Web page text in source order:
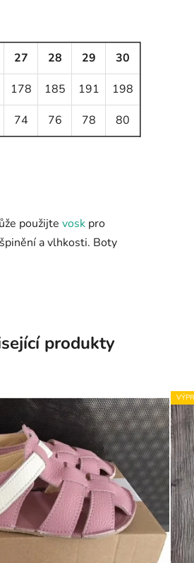
27 28 29
30
178 185 191
198
74 76 78 80
použijte vosk pro
a vlhkosti. Boty
produkty